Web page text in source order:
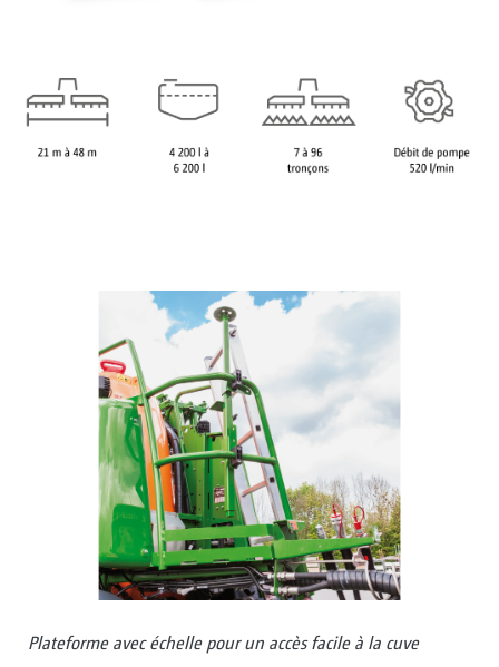
Plateforme avec échelle pour un accès facile à la cuve